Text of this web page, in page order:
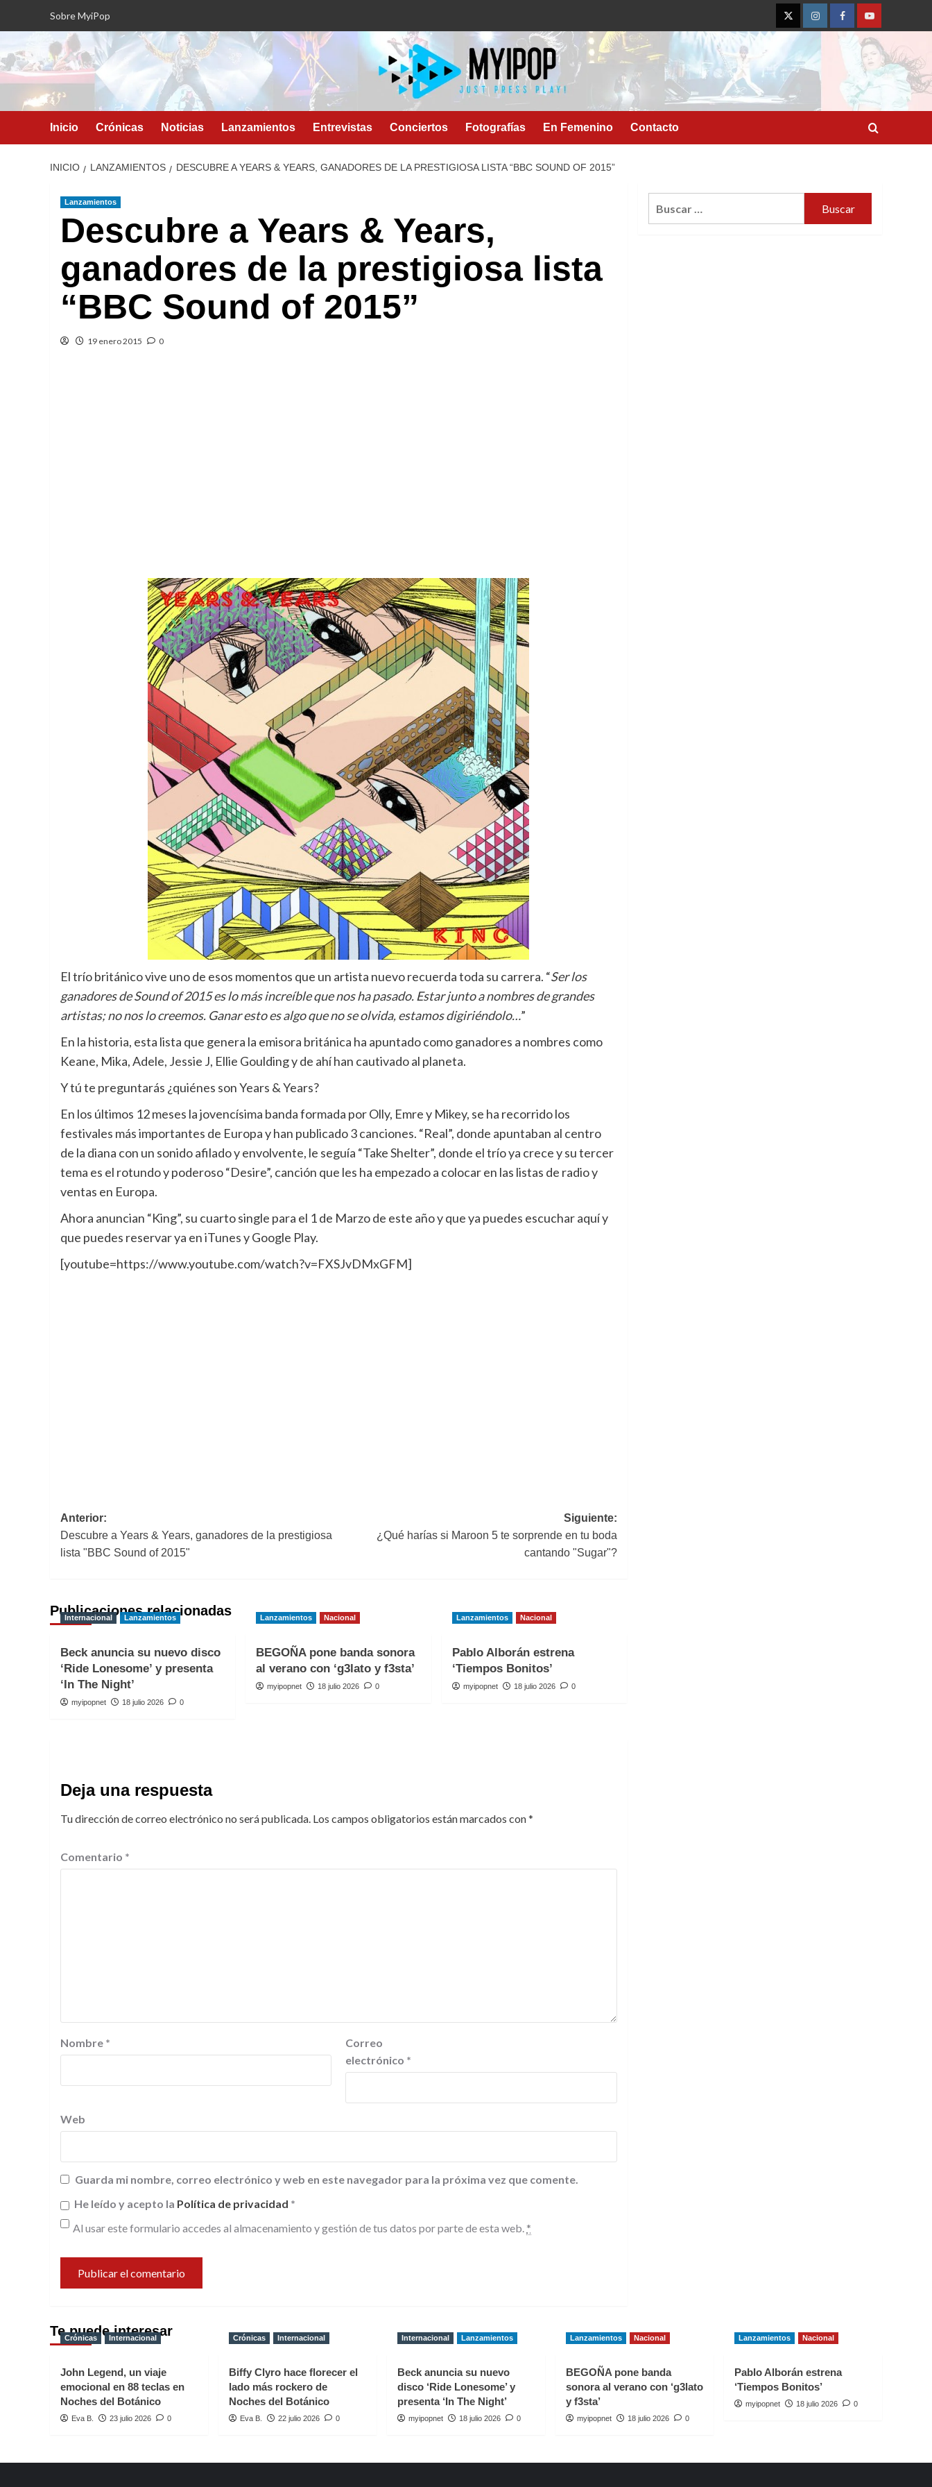
Sobre MyiPop
TwitterInstagramFacebookYouTube
Inicio Crónicas Noticias Lanzamientos Entrevistas Conciertos Fotografías En Femenino Contacto
INICIO LANZAMIENTOS DESCUBRE A YEARS & YEARS, GANADORES DE LA PRESTIGIOSA LISTA “BBC SOUND OF 2015”
Lanzamientos
Descubre a Years & Years,
ganadores de la prestigiosa lista
“BBC Sound of 2015”
19 enero 2015 0
El trío británico vive uno de esos momentos que un artista nuevo recuerda toda su carrera. “Ser los
ganadores de Sound of 2015 es lo más increíble que nos ha pasado. Estar junto a nombres de grandes
artistas; no nos lo creemos. Ganar esto es algo que no se olvida, estamos digiriéndolo…”
En la historia, esta lista que genera la emisora británica ha apuntado como ganadores a nombres como
Keane, Mika, Adele, Jessie J, Ellie Goulding y de ahí han cautivado al planeta.
Y tú te preguntarás ¿quiénes son Years & Years?
En los últimos 12 meses la jovencísima banda formada por Olly, Emre y Mikey, se ha recorrido los
festivales más importantes de Europa y han publicado 3 canciones. “Real”, donde apuntaban al centro
de la diana con un sonido afilado y envolvente, le seguía “Take Shelter”, donde el trío ya crece y su tercer
tema es el rotundo y poderoso “Desire”, canción que les ha empezado a colocar en las listas de radio y
ventas en Europa.
Ahora anuncian “King”, su cuarto single para el 1 de Marzo de este año y que ya puedes escuchar aquí y
que puedes reservar ya en iTunes y Google Play.
[youtube=https://www.youtube.com/watch?v=FXSJvDMxGFM]
Navegación
de
Anterior:
Descubre a Years & Years, ganadores de la prestigiosa
lista "BBC Sound of 2015"
Siguiente:
¿Qué harías si Maroon 5 te sorprende en tu boda
cantando "Sugar"?
Publicaciones relacionadas
Internacional Lanzamientos
Beck anuncia su nuevo disco
‘Ride Lonesome’ y presenta
‘In The Night’
myipopnet 18 julio 2026 0
Lanzamientos Nacional
BEGOÑA pone banda sonora
al verano con ‘g3lato y f3sta’
myipopnet 18 julio 2026 0
Lanzamientos Nacional
Pablo Alborán estrena
‘Tiempos Bonitos’
myipopnet 18 julio 2026 0
Deja una respuesta
Tu dirección de correo electrónico no será publicada. Los campos obligatorios están marcados con*
Comentario *
Nombre *
Correo
electrónico *
Web
Guarda mi nombre, correo electrónico y web en este navegador para la próxima vez que comente.
He leído y acepto la Política de privacidad *
Al usar este formulario accedes al almacenamiento y gestión de tus datos por parte de esta web. *
Te puede interesar
Crónicas Internacional
John Legend, un viaje
emocional en 88 teclas en
Noches del Botánico
Eva B. 23 julio 2026 0
Crónicas Internacional
Biffy Clyro hace florecer el
lado más rockero de
Noches del Botánico
Eva B. 22 julio 2026 0
Internacional Lanzamientos
Beck anuncia su nuevo
disco ‘Ride Lonesome’ y
presenta ‘In The Night’
myipopnet 18 julio 2026 0
Lanzamientos Nacional
BEGOÑA pone banda
sonora al verano con ‘g3lato
y f3sta’
myipopnet 18 julio 2026 0
Lanzamientos Nacional
Pablo Alborán estrena
‘Tiempos Bonitos’
myipopnet 18 julio 2026 0